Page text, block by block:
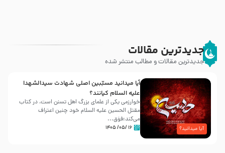
جدیدترین مقالات
جدیدترین مقالات و مطالب منتشر شده
آیا میدانید؟
آیا میدانید مسبّبین اصلی شهادت سیدالشهدا
علیه ‌السلام کیانند؟
خوارزمی یکی از علمای بزرگ اهل تسنن است، در کتاب
مقتل الحسین علیه ‌السلام خود چنین اعتراف
می‌کند:فوَق...
۱۶ /۰۵/ ۱۴۰۵